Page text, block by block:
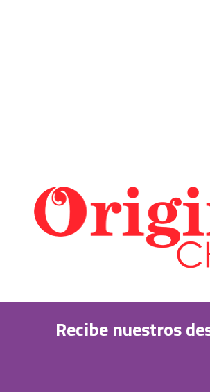
Recibe nuestros